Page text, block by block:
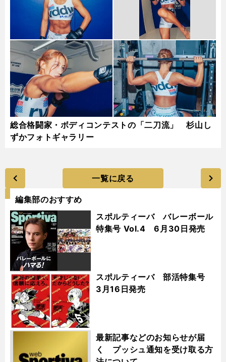
総合格闘家・ボディコンテストの「二刀流」 杉山し
ずかフォトギャラリー
一覧に戻る
編集部のおすすめ
スポルティーバ バレーボール
特集号 Vol.4 6月30日発売
スポルティーバ 部活特集号
3月16日発売
最新記事などのお知らせが届
く プッシュ通知を受け取る方